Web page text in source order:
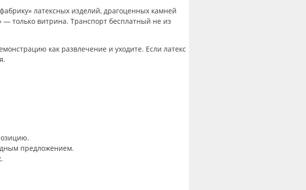
латексных изделий, драгоценных камней
только витрина. Транспорт бесплатный не из
как развлечение и уходите. Если латекс
предложением.